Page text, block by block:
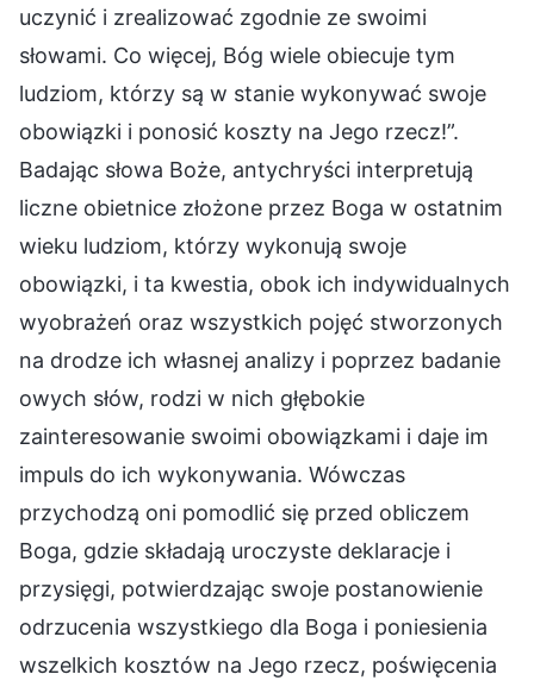
uczynić i zrealizować zgodnie ze swoimi
słowami. Co więcej, Bóg wiele obiecuje tym
ludziom, którzy są w stanie wykonywać swoje
obowiązki i ponosić koszty na Jego rzecz!”.
Badając słowa Boże, antychryści interpretują
liczne obietnice złożone przez Boga w ostatnim
wieku ludziom, którzy wykonują swoje
obowiązki, i ta kwestia, obok ich indywidualnych
wyobrażeń oraz wszystkich pojęć stworzonych
na drodze ich własnej analizy i poprzez badanie
owych słów, rodzi w nich głębokie
zainteresowanie swoimi obowiązkami i daje im
impuls do ich wykonywania. Wówczas
przychodzą oni pomodlić się przed obliczem
Boga, gdzie składają uroczyste deklaracje i
przysięgi, potwierdzając swoje postanowienie
odrzucenia wszystkiego dla Boga i poniesienia
wszelkich kosztów na Jego rzecz, poświęcenia